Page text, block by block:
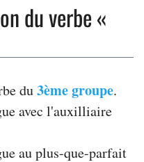
du verbe «
du3ème groupe.
avec l'auxilliaire
au plus-que-parfait